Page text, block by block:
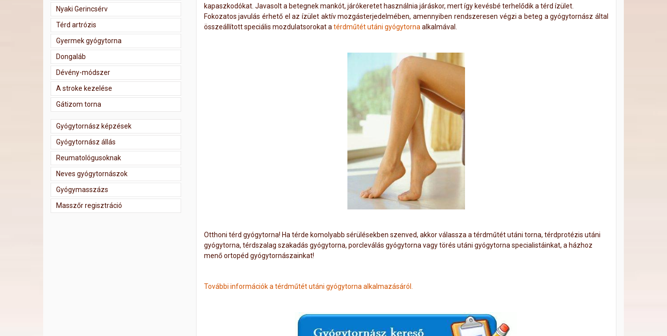
kapaszkodókat. Javasolt a betegnek mankót, járókeretet használnia járáskor, mert így kevésbé terhelődik a térd ízület.
Fokozatos javulás érhető el az ízület aktív mozgásterjedelmében, amennyiben rendszeresen végzi a beteg a gyógytornász által
összeállított speciális mozdulatsorokat a térdműtét utáni gyógytorna alkalmával.
Otthoni térd gyógytorna! Ha térde komolyabb sérülésekben szenved, akkor válassza a térdműtét utáni torna, térdprotézis utáni
gyógytorna, térdszalag szakadás gyógytorna, porcleválás gyógytorna vagy törés utáni gyógytorna specialistáinkat, a házhoz
menő ortopéd gyógytornászainkat!
További információk a térdműtét utáni gyógytorna alkalmazásáról.
Nyaki Gerincsérv
Térd artrózis
Gyermek gyógytorna
Dongaláb
Dévény-módszer
A stroke kezelése
Gátizom torna
Gyógytornász képzések
Gyógytornász állás
Reumatológusoknak
Neves gyógytornászok
Gyógymasszázs
Masszőr regisztráció